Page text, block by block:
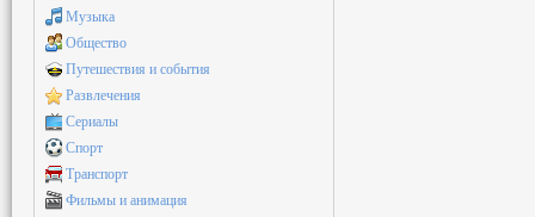
Музыка
Общество
Путешествия и события
Развлечения
Сериалы
Спорт
Транспорт
Фильмы и анимация